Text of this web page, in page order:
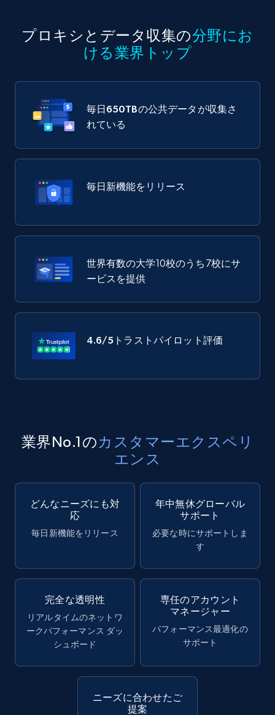
プロキシとデータ収集の分野にお
ける業界トップ
毎日 650TBの公共データが収集さ
れている
毎日新機能をリリース
世界有数の大学10校のうち7校にサ
ービスを提供
4.6/5 トラストパイロット評価
業界No.1のカスタマーエクスペリ
エンス
どんなニーズにも対
応
毎日新機能をリリース
年中無休グローバル
サポート
必要な時にサポートしま
す
完全な透明性
リアルタイムのネットワ
ークパフォーマンス ダッ
シュボード
専任のアカウント
マネージャー
パフォーマンス最適化の
サポート
ニーズに合わせたご
提案